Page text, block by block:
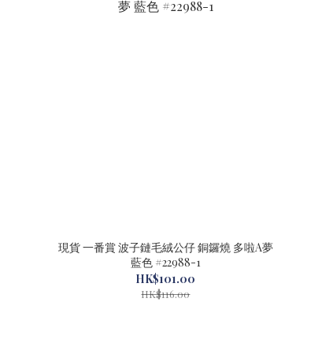
現貨 一番賞 波子鏈毛絨公仔 銅鑼燒 多啦A夢
藍色 #22988-1
HK$101.00
HK$116.00